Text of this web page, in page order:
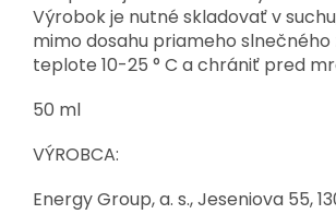
Výrobok je nutné skladovať v
mimo dosahu priameho slnečného
teplote 10-25 ° C a chrániť pred
50 ml
VÝROBCA:
Energy Group, a. s., Jeseniova 55,